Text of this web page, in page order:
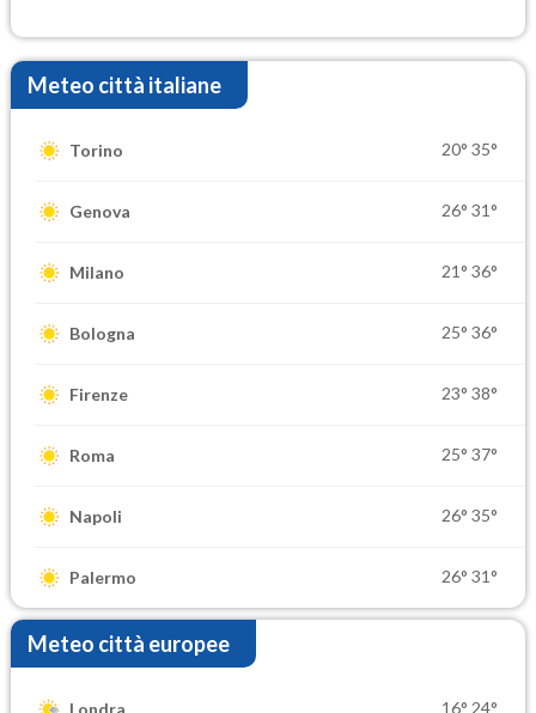
Meteo città italiane
Torino 20° 35°
Genova 26° 31°
Milano 21° 36°
Bologna 25° 36°
Firenze 23° 38°
Roma 25° 37°
Napoli 26° 35°
Palermo 26° 31°
Meteo città europee
Londra 16° 24°